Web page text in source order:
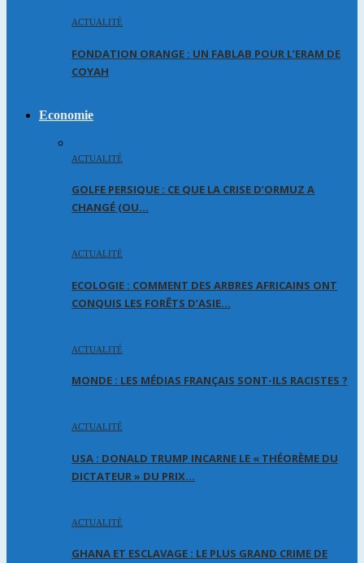
ACTUALITÉ
FONDATION ORANGE : UN FABLAB POUR L’ERAM DE
COYAH
Economie
ACTUALITÉ
GOLFE PERSIQUE : CE QUE LA CRISE D’ORMUZ A
CHANGÉ (OU…
ACTUALITÉ
ECOLOGIE : COMMENT DES ARBRES AFRICAINS ONT
CONQUIS LES FORÊTS D’ASIE…
ACTUALITÉ
MONDE : LES MÉDIAS FRANÇAIS SONT-ILS RACISTES ?
ACTUALITÉ
USA : DONALD TRUMP INCARNE LE « THÉORÈME DU
DICTATEUR » DU PRIX…
ACTUALITÉ
GHANA ET ESCLAVAGE : LE PLUS GRAND CRIME DE